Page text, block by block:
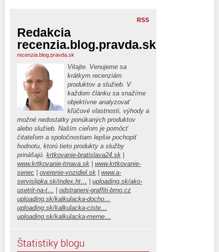
RSS
Redakcia
recenzia.blog.pravda.sk
recenzia.blog.pravda.sk
Vitajte. Venujeme sa
krátkym recenziám
produktov a služieb. V
každom článku sa snažíme
objektívne analyzovať
kľúčové vlastnosti, výhody a
možné nedostatky ponúkaných produktov
alebo služieb. Naším cieľom je pomôcť
čitateľom a spoločnostiam lepšie pochopiť
hodnotu, ktorú tieto produkty a služby
prinášajú. krtkovanie-bratislava24.sk
www.krtkovanie-trnava.sk
www.krtkovanie-
senec
overenie-vozidiel.sk
www.a-
servislipka.sk/index.ht…
uploading.sk/ako-
usetrit-na-t…
odstraneni-graffiti-brno.cz
uploading.sk/kalkulacka-docho…
uploading.sk/kalkulacka-ciste…
uploading.sk/kalkulacka-merne…
Štatistiky blogu